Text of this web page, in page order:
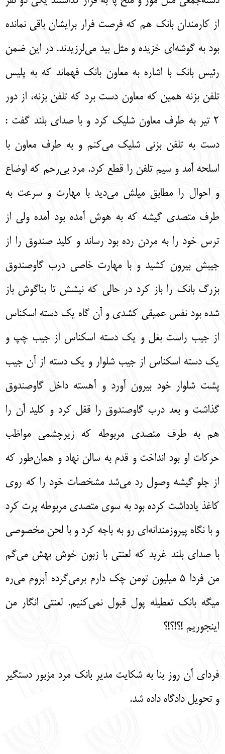
از کارمندان بانک هم که فرصت فرار برایشان باقی نمانده
بود به گوشه‌ای خزیده و مثل بید می‌لرزیدند. در این ضمن
رئیس بانک با اشاره به معاون بانک فهماند که به پلیس
تلفن بزنه همین که معاون دست برد که تلفن بزنه، از دور
2 تیر به طرف معاون شلیک کرد و با صدای بلند گفت :
دست به تلفن بزنی شلیک می‌کنم و به طرف معاون با
اسلحه آمد و سیم تلفن را قطع کرد. مرد بی‌رحم که اوضاع
و احوال را مطابق میلش می‌دید با مهارت و سرعت به
طرف متصدی گیشه که به هوش آمده بود آمده ولی از
ترس خود را به مردن رده بود رساند و کلید صندوق را از
جیبش بیرون کشید و با مهارت خاصی درب گاوصندوق
بزرگ بانک را باز کرد در حالی که نیشش تا بناگوش باز
شده بود نفس عمیقی کشدی و آن گاه یک دسته اسکناس
از جیب راست بغل و یک دسته اسکناس از جیب چپ و
یک دسته اسکناس از جیب شلوار و یک دسته از آن جیب
پشت شلوار خود بیرون آورد و آهسته داخل گاوصندوق
گذاشت و بعد درب گاوصندوق را قفل کرد و کلید آن را
هم به طرف متصدی مربوطه که زیرچشمی مواظب
حرکات او بود انداخت و قدم به سالن نهاد و همان‌طور که
از جلو گیشه وصول رد می‌شد مشخصات خود را که روی
کاغذ یادداشت کرده بود به سوی متصدی مربوطه پرت کرد
و با نگاه پیروزمندانه‌ای رو به باجه کرد و با لحن مخصوصی
با صدای بلند غرید که لعنتی با زبون خوش بهش می‌گم
من فردا 5 میلیون تومن چک دارم برمی‌گرده آبروم می‌ره
میگه بانک تعطیله پول قبول نمی‌کنیم. لعنتی انگار من
اینجوریم !؟!؟!؟
فردای آن روز بنا به شکایت مدیر بانک مرد مزبور دستگیر
و تحویل دادگاه داده شد.